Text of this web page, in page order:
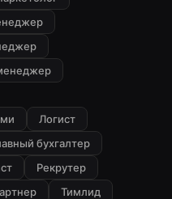
Логист
бухгалтер
Рекрутер
Тимлид